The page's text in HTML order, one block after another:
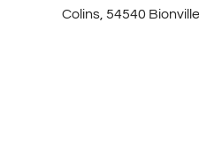
Colins, 54540 Bionville